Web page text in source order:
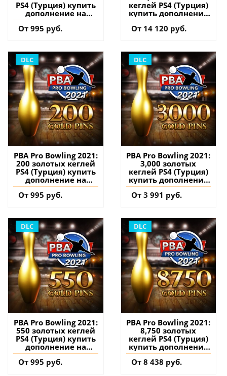
PS4 (Турция) купить
дополнение на
аккаунт
От 995 руб.
кеглей PS4 (Турция)
купить дополнение
на аккаунт
От 14 120 руб.
DLC
PBA Pro Bowling 2021:
200 золотых кеглей
PS4 (Турция) купить
дополнение на
аккаунт
От 995 руб.
DLC
PBA Pro Bowling 2021:
3,000 золотых
кеглей PS4 (Турция)
купить дополнение
на аккаунт
От 3 991 руб.
DLC
PBA Pro Bowling 2021:
550 золотых кеглей
PS4 (Турция) купить
дополнение на
аккаунт
От 995 руб.
DLC
PBA Pro Bowling 2021:
8,750 золотых
кеглей PS4 (Турция)
купить дополнение
на аккаунт
От 8 438 руб.